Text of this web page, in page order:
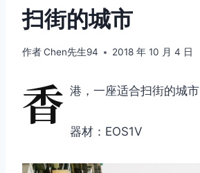
扫街的城市
作者Chen先生94 2018 年 10 月 4 日
香 港，一座适合扫街的城市
器材：EOS1V